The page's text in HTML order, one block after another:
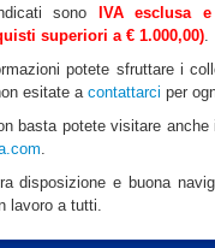
sono IVA esclusa
superiori a € 1.000,00).
potete sfruttare i
esitate a contattarci per
basta potete visitare
.
disposizione e buona
lavoro a tutti.